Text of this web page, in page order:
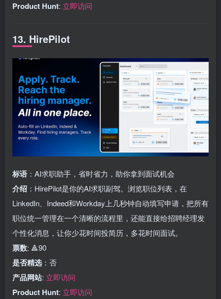
Product Hunt: 立即访问
13. HirePilot
标语 ：AI求职助手，省时省力，助你拿到面试机会
介绍 ：HirePilot是你的AI求职副驾。浏览职位列表，在
LinkedIn、Indeed和Workday上几秒钟自动填写申请，把所有
职位统一管理在一个清晰的流程里，还能直接给招聘经理发
个性化消息，让你少花时间投简历，多花时间面试。
票数: 🔺90
是否精选 ：否
产品网站: 立即访问
Product Hunt: 立即访问